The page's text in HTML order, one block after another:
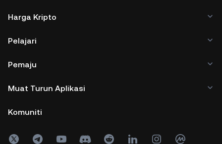
Harga Kripto
Pelajari
Pemaju
Muat Turun Aplikasi
Komuniti